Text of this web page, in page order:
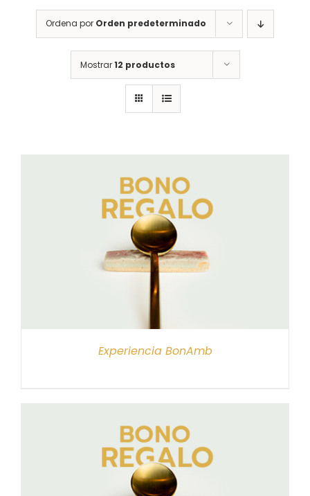
Ordena por Orden predeterminado
Mostrar12 productos
Experiencia BonAmb